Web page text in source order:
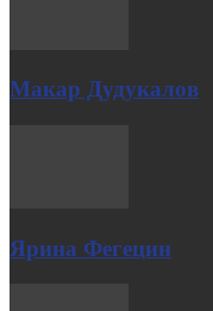
Макар Дудукалов
Ярина Фегецин